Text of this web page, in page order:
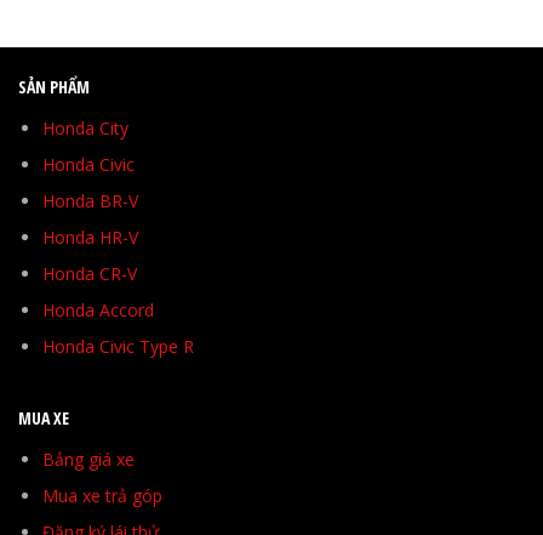
SẢN PHẨM
Honda City
Honda Civic
Honda BR-V
Honda HR-V
Honda CR-V
Honda Accord
Honda Civic Type R
MUA XE
Bảng giá xe
Mua xe trả góp